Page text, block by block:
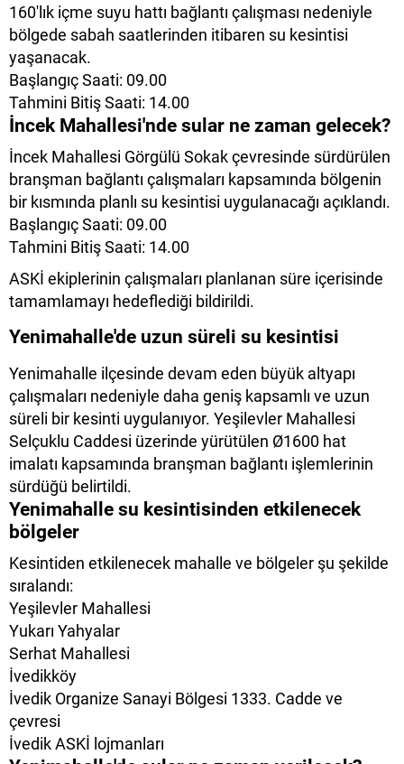
160'lık içme suyu hattı bağlantı çalışması nedeniyle
bölgede sabah saatlerinden itibaren su kesintisi
yaşanacak.
Başlangıç Saati: 09.00
Tahmini Bitiş Saati: 14.00
İncek Mahallesi'nde sular ne zaman gelecek?
İncek Mahallesi Görgülü Sokak çevresinde sürdürülen
branşman bağlantı çalışmaları kapsamında bölgenin
bir kısmında planlı su kesintisi uygulanacağı açıklandı.
Başlangıç Saati: 09.00
Tahmini Bitiş Saati: 14.00
ASKİ ekiplerinin çalışmaları planlanan süre içerisinde
tamamlamayı hedeflediği bildirildi.
Yenimahalle'de uzun süreli su kesintisi
Yenimahalle ilçesinde devam eden büyük altyapı
çalışmaları nedeniyle daha geniş kapsamlı ve uzun
süreli bir kesinti uygulanıyor. Yeşilevler Mahallesi
Selçuklu Caddesi üzerinde yürütülen Ø1600 hat
imalatı kapsamında branşman bağlantı işlemlerinin
sürdüğü belirtildi.
Yenimahalle su kesintisinden etkilenecek
bölgeler
Kesintiden etkilenecek mahalle ve bölgeler şu şekilde
sıralandı:
Yeşilevler Mahallesi
Yukarı Yahyalar
Serhat Mahallesi
İvedikköy
İvedik Organize Sanayi Bölgesi 1333. Cadde ve
çevresi
İvedik ASKİ lojmanları